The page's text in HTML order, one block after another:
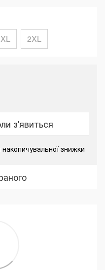
XL 2XL
з'явиться
знижки